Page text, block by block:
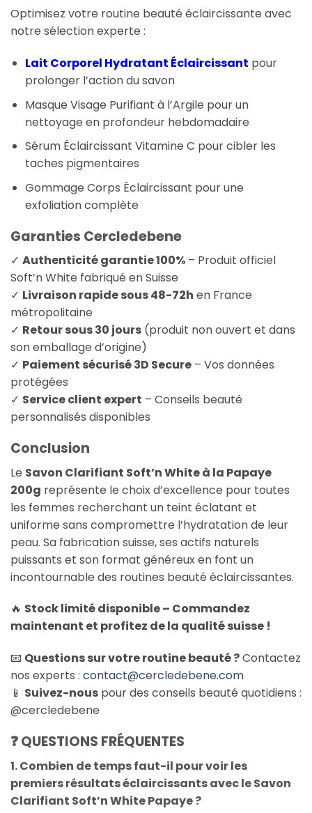
Optimisez votre routine beauté éclaircissante avec
notre sélection experte :
Lait Corporel Hydratant Éclaircissant pour
prolonger l’action du savon
Masque Visage Purifiant à l’Argile pour un
nettoyage en profondeur hebdomadaire
Sérum Éclaircissant Vitamine C pour cibler les
taches pigmentaires
Gommage Corps Éclaircissant pour une
exfoliation complète
Garanties Cercledebene
✓ Authenticité garantie 100% – Produit officiel
Soft’n White fabriqué en Suisse
✓ Livraison rapide sous 48-72h en France
métropolitaine
✓ Retour sous 30 jours (produit non ouvert et dans
son emballage d’origine)
✓ Paiement sécurisé 3D Secure – Vos données
protégées
✓ Service client expert – Conseils beauté
personnalisés disponibles
Conclusion
Le Savon Clarifiant Soft’n White à la Papaye
200g représente le choix d’excellence pour toutes
les femmes recherchant un teint éclatant et
uniforme sans compromettre l’hydratation de leur
peau. Sa fabrication suisse, ses actifs naturels
puissants et son format généreux en font un
incontournable des routines beauté éclaircissantes.
🔥 Stock limité disponible – Commandez
maintenant et profitez de la qualité suisse !
📧 Questions sur votre routine beauté ?Contactez
nos experts : contact@cercledebene.com
📱 Suivez-nous pour des conseils beauté quotidiens :
@cercledebene
❓ QUESTIONS FRÉQUENTES
1. Combien de temps faut-il pour voir les
premiers résultats éclaircissants avec le Savon
Clarifiant Soft’n White Papaye ?